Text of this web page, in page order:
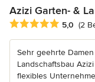
Azizi Garten- &
Durchschnittliche
5,0 (2
Sehr geehrte
Landschaftsbau
flexibles